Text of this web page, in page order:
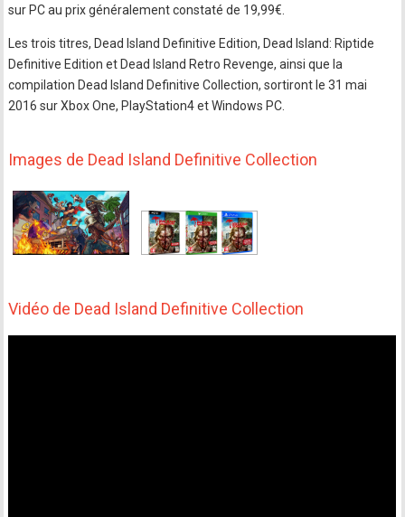
sur PC au prix généralement constaté de 19,99€.
Les trois titres, Dead Island Definitive Edition, Dead Island: Riptide
Definitive Edition et Dead Island Retro Revenge, ainsi que la
compilation Dead Island Definitive Collection, sortiront le 31 mai
2016 sur Xbox One, PlayStation4 et Windows PC.
Images de Dead Island Definitive Collection
Vidéo de Dead Island Definitive Collection